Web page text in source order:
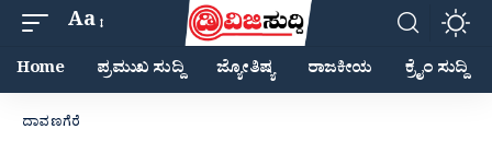
Aa
Home ಪ್ರಮುಖ ಸುದ್ದಿ ಜ್ಯೋತಿಷ್ಯ ರಾಜಕೀಯ ಕ್ರೈಂ ಸುದ್ದಿ
ದಾವಣಗೆರೆ